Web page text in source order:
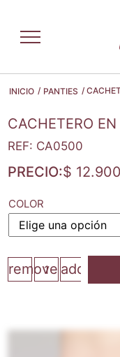
INICIO / PANTIES /
CACHETERO
REF: CA0500
PRECIO:$ 12.900
COLOR
remove add